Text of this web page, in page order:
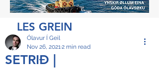
LES GREIN
SETRIÐ |
Ólavur Í Geil
Nov 26, 20212 min read